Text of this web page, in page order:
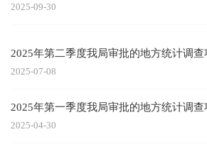
2025-09-30
2025年第二季度我局审批的地方统计调查
2025-07-08
2025年第一季度我局审批的地方统计调查
2025-04-30